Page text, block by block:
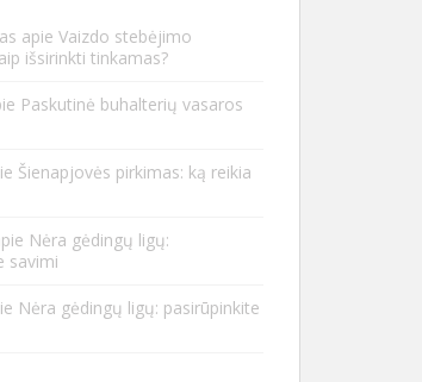
apie Vaizdo stebėjimo
išsirinkti tinkamas?
Paskutinė buhalterių vasaros
Šienapjovės pirkimas: ką reikia
Nėra gėdingų ligų:
savimi
Nėra gėdingų ligų: pasirūpinkite